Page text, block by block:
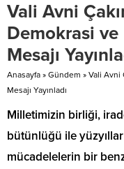
Vali Avni
Demokrasi
Mesajı
Anasayfa » Gündem » Vali Avni
Mesajı Yayınladı
Milletimizin birliği,
bütünlüğü ile yüzyıllar
mücadelelerin bir